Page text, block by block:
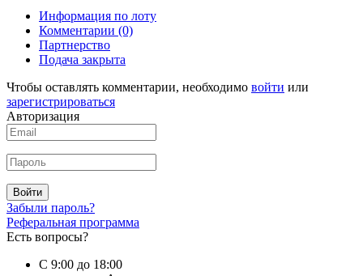
Информация по лоту
Комментарии (0)
Партнерство
Подача закрыта
Чтобы оставлять комментарии, необходимо войти или
зарегистрироваться
Авторизация
Войти
Забыли пароль?
Реферальная программа
Есть вопросы?
С 9:00 до 18:00